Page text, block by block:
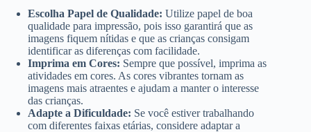
Escolha Papel de Qualidade: Utilize papel de boa
qualidade para impressão, pois isso garantirá que as
imagens fiquem nítidas e que as crianças consigam
identificar as diferenças com facilidade.
Imprima em Cores: Sempre que possível, imprima as
atividades em cores. As cores vibrantes tornam as
imagens mais atraentes e ajudam a manter o interesse
das crianças.
Adapte a Dificuldade: Se você estiver trabalhando
com diferentes faixas etárias, considere adaptar a